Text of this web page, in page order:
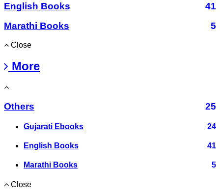
English Books
41
Marathi Books
5
Close
More
Others 25
Gujarati Ebooks 24
English Books 41
Marathi Books 5
Close